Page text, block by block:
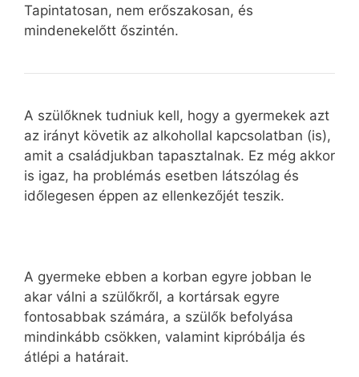
Tapintatosan, nem erőszakosan, és
mindenekelőtt őszintén.
A szülőknek tudniuk kell, hogy a gyermekek azt
az irányt követik az alkohollal kapcsolatban (is),
amit a családjukban tapasztalnak. Ez még akkor
is igaz, ha problémás esetben látszólag és
időlegesen éppen az ellenkezőjét teszik.
A gyermeke ebben a korban egyre jobban le
akar válni a szülőkről, a kortársak egyre
fontosabbak számára, a szülők befolyása
mindinkább csökken, valamint kipróbálja és
átlépi a határait.